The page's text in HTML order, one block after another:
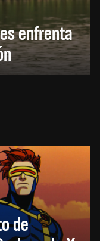
enfrenta
de